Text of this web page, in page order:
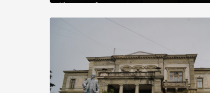
Ніжин греки?